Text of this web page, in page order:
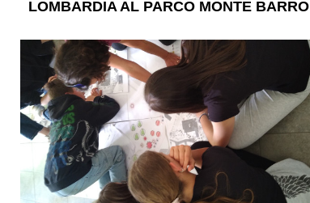
LOMBARDIA AL PARCO MONTE BARRO